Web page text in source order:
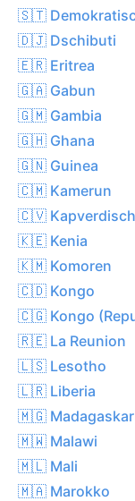
🇸🇹
🇩🇯 Dschibuti
🇪🇷 Eritrea
🇬🇦 Gabun
🇬🇲 Gambia
🇬🇭 Ghana
🇬🇳 Guinea
🇨🇲 Kamerun
🇨🇻
🇰🇪 Kenia
🇰🇲 Komoren
🇨🇩 Kongo
🇨🇬 Kongo
🇷🇪 La Reunion
🇱🇸 Lesotho
🇱🇷 Liberia
🇲🇬 Madagaskar
🇲🇼 Malawi
🇲🇱 Mali
🇲🇦 Marokko